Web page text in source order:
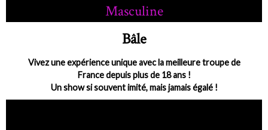
Masculine
Bâle
Vivez une expérience unique avec la meilleure troupe de
France depuis plus de 18 ans !
Un show si souvent imité, mais jamais égalé !